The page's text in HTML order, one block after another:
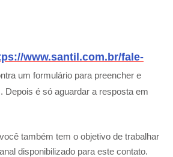
www.santil.com.br/fale-
um formulário para preencher e
Depois é só aguardar a resposta em
também tem o objetivo de trabalhar
disponibilizado para este contato.